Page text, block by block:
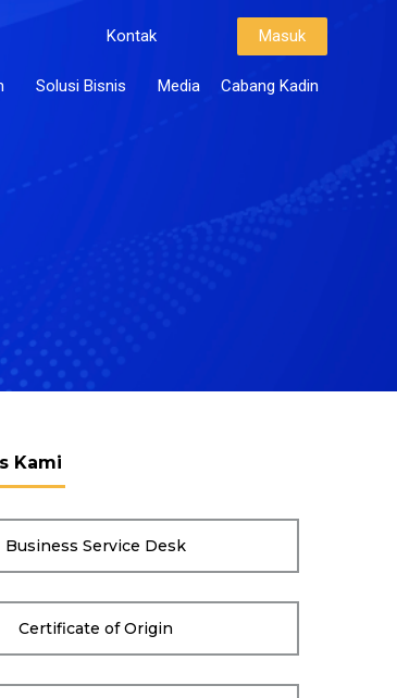
Kontak Masuk
Solusi Bisnis Media Cabang Kadin
Kami
Business Service Desk
Certificate of Origin